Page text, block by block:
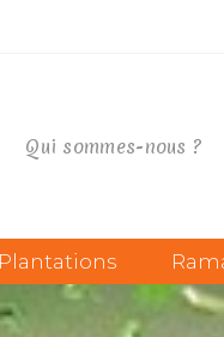
Qui sommes-nous ?
Plantations